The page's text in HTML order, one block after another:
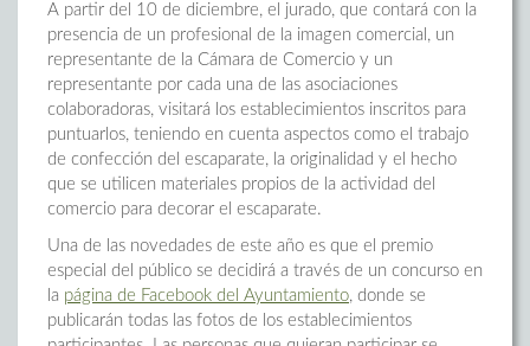
A partir del 10 de diciembre, el jurado, que contará con la
presencia de un profesional de la imagen comercial, un
representante de la Cámara de Comercio y un
representante por cada una de las asociaciones
colaboradoras, visitará los establecimientos inscritos para
puntuarlos, teniendo en cuenta aspectos como el trabajo
de confección del escaparate, la originalidad y el hecho
que se utilicen materiales propios de la actividad del
comercio para decorar el escaparate.
Una de las novedades de este año es que el premio
especial del público se decidirá a través de un concurso en
la página de Facebook del Ayuntamiento, donde se
publicarán todas las fotos de los establecimientos